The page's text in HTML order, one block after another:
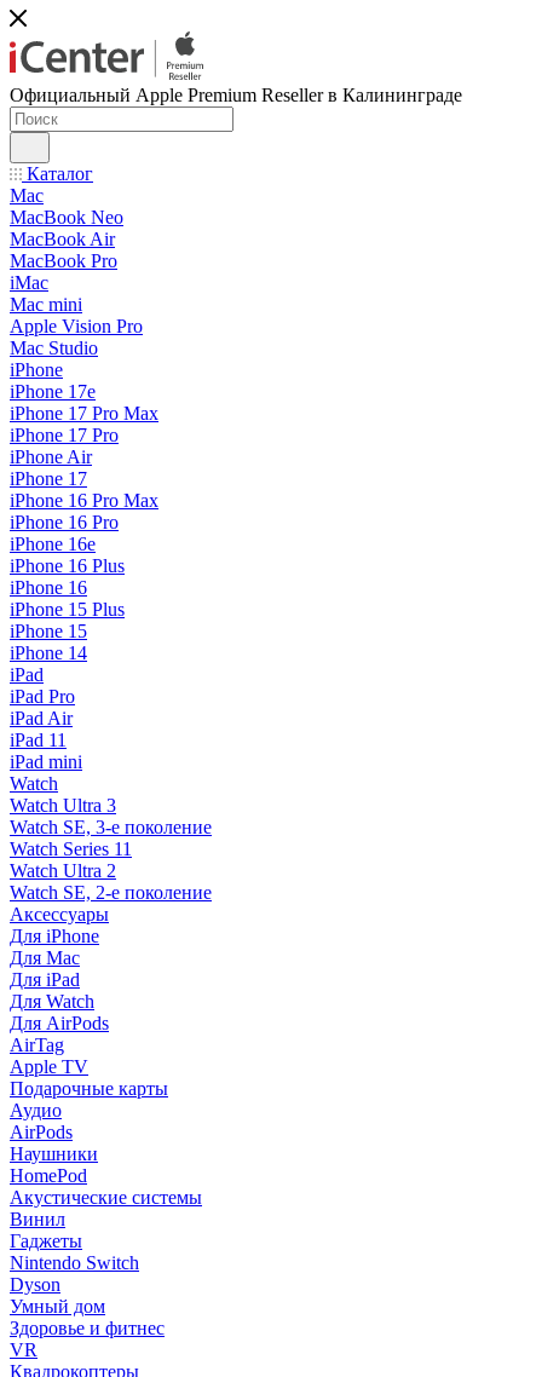
Официальный Apple Premium Reseller в Калининграде
Каталог
Mac
MacBook Neo
MacBook Air
MacBook Pro
iMac
Mac mini
Apple Vision Pro
Mac Studio
iPhone
iPhone 17e
iPhone 17 Pro Max
iPhone 17 Pro
iPhone Air
iPhone 17
iPhone 16 Pro Max
iPhone 16 Pro
iPhone 16e
iPhone 16 Plus
iPhone 16
iPhone 15 Plus
iPhone 15
iPhone 14
iPad
iPad Pro
iPad Air
iPad 11
iPad mini
Watch
Watch Ultra 3
Watch SE, 3-е поколение
Watch Series 11
Watch Ultra 2
Watch SE, 2-е поколение
Аксессуары
Для iPhone
Для Mac
Для iPad
Для Watch
Для AirPods
AirTag
Apple TV
Подарочные карты
Аудио
AirPods
Наушники
HomePod
Акустические системы
Винил
Гаджеты
Nintendo Switch
Dyson
Умный дом
Здоровье и фитнес
VR
Квадрокоптеры